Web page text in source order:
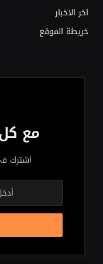
اخر الاخبار
خريطة الموقع
مع
اشترك